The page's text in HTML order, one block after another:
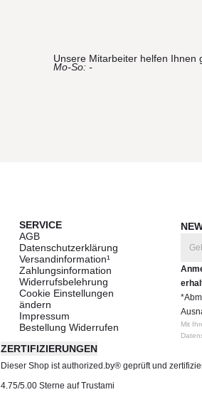
Unsere Mitarbeiter helfen Ihnen
Mo-So: -
SERVICE
AGB
Datenschutzerklärung
Versandinformation¹
Zahlungsinformation
Widerrufsbelehrung
Cookie Einstellungen
ändern
Impressum
Bestellung Widerrufen
Mit
ZERTIFIZIERUNGEN
Dieser Shop ist authorized.by® geprüft und
4.75/5.00 Sterne auf Trustami